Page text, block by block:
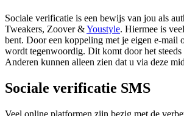
Sociale verificatie is een bewijs van jou als
Tweakers, Zoover &Youstyle. Hiermee is
bent. Door een koppeling met je eigen e-mail
wordt tegenwoordig. Dit komt door het
Anderen kunnen alleen zien dat u via deze
Sociale verificatie SMS
Veel online platformen zijn bezig met de